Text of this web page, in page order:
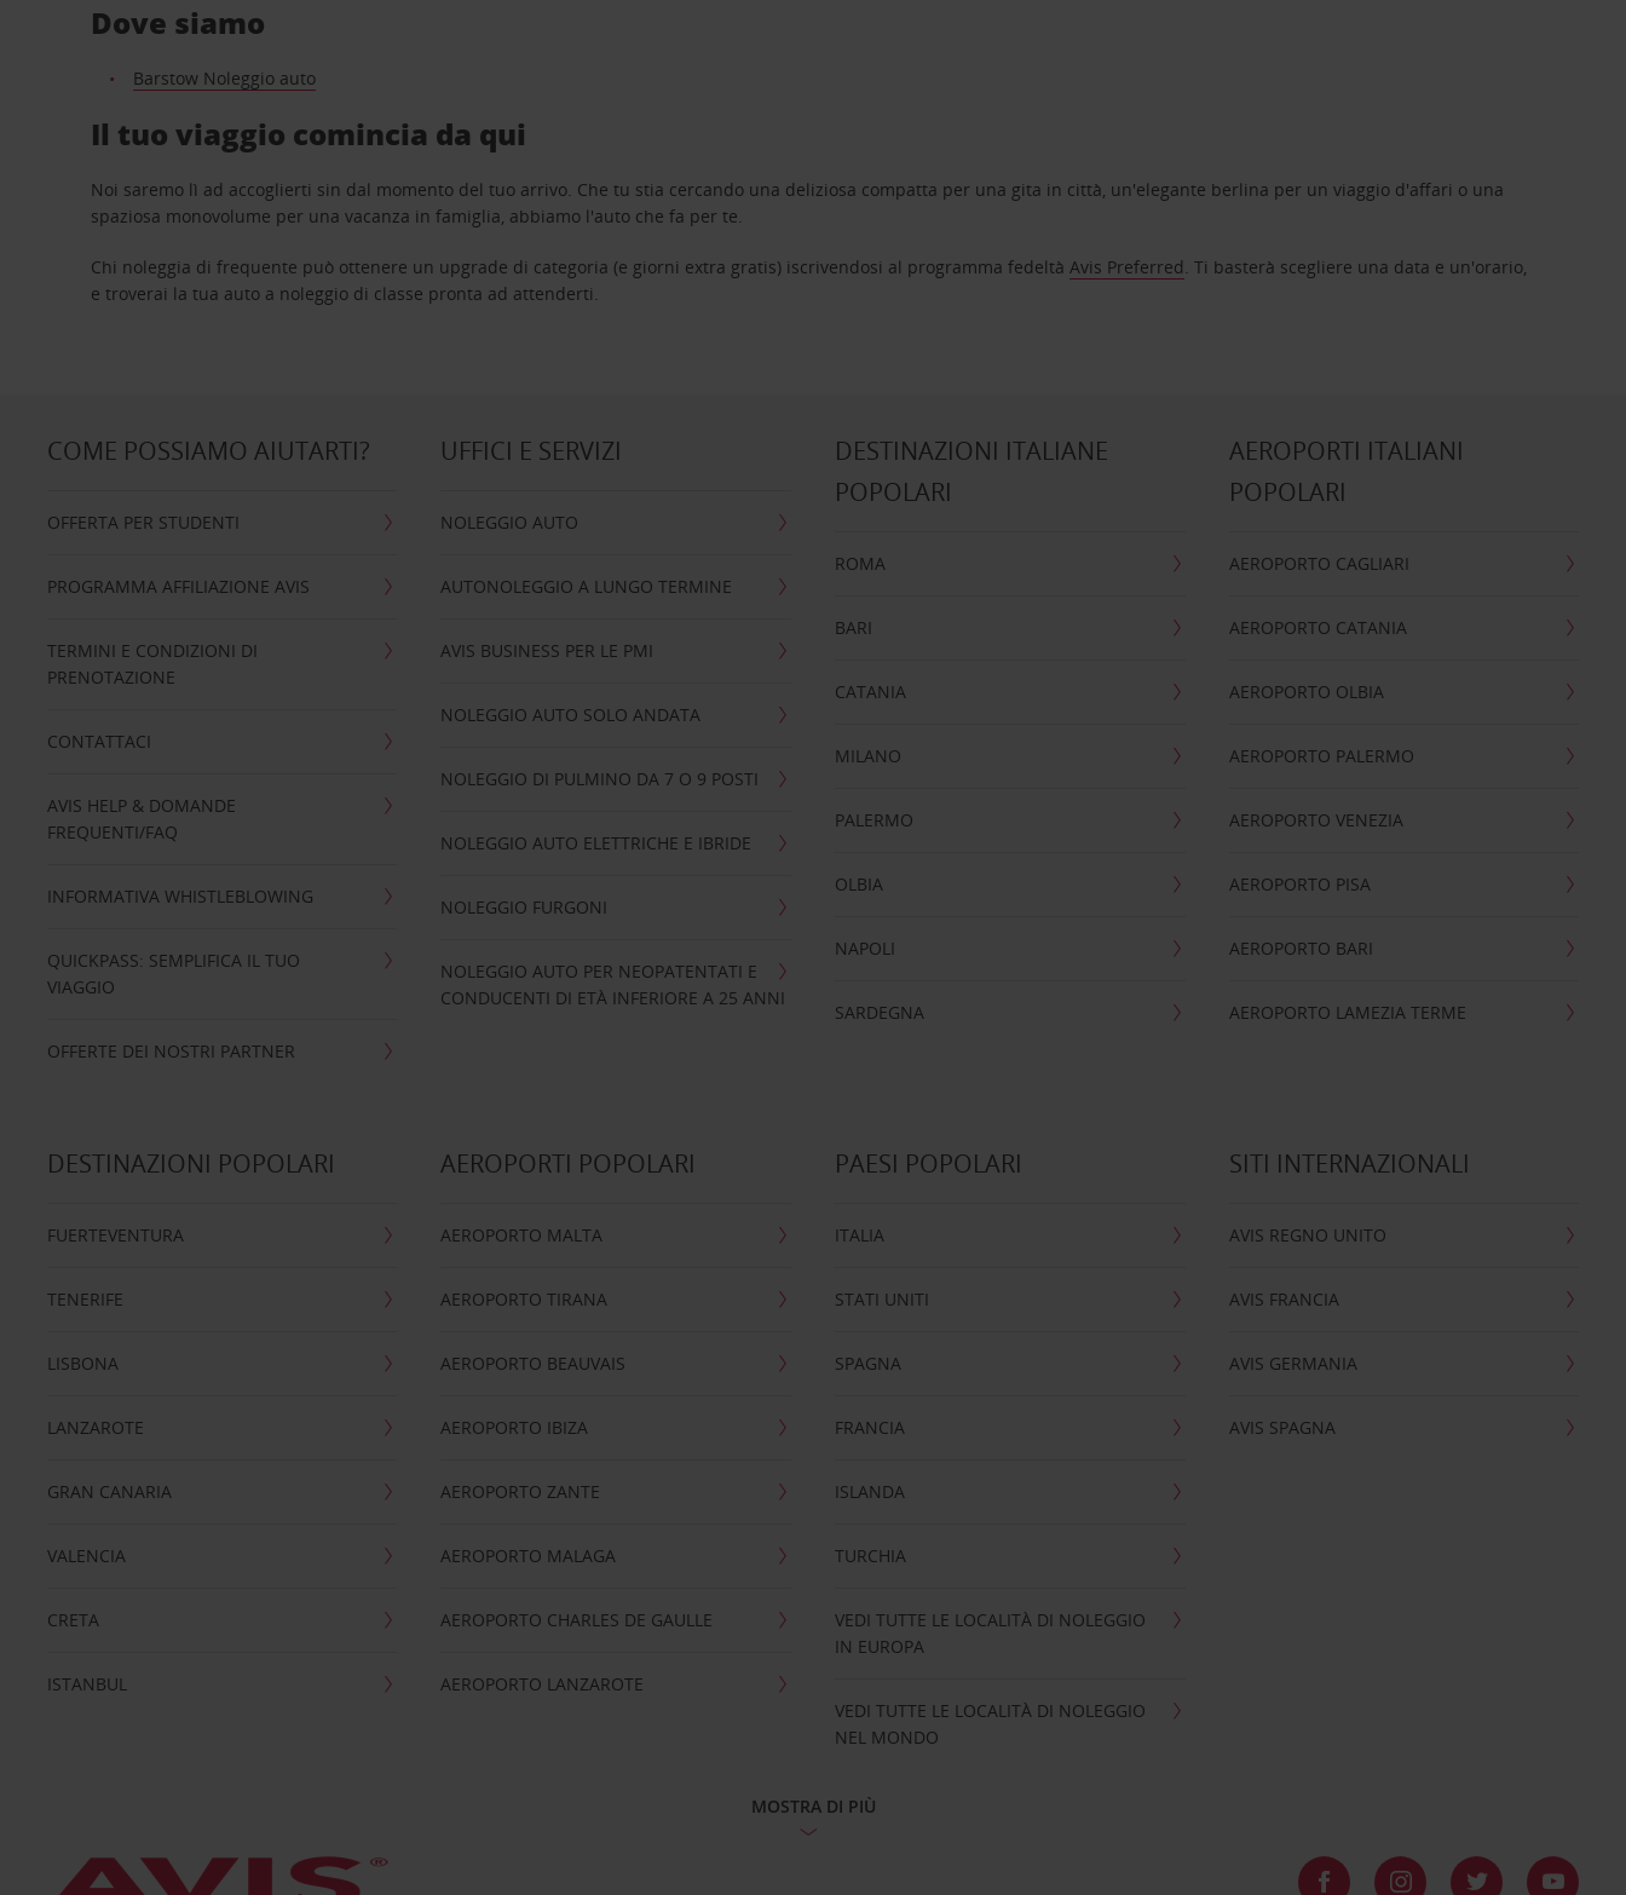
Dove siamo
Barstow Noleggio auto
Il tuo viaggio comincia da qui
Noi saremo lì ad accoglierti sin dal momento del tuo arrivo. Che tu stia cercando una deliziosa compatta per una gita in città, un'elegante berlina per un viaggio d'affari o una
spaziosa monovolume per una vacanza in famiglia, abbiamo l'auto che fa per te.
Chi noleggia di frequente può ottenere un upgrade di categoria (e giorni extra gratis) iscrivendosi al programma fedeltàAvis Preferred. Ti basterà scegliere una data e un'orario,
e troverai la tua auto a noleggio di classe pronta ad attenderti.
COME POSSIAMO AIUTARTI?
OFFERTA PER STUDENTI
PROGRAMMA AFFILIAZIONE AVIS
TERMINI E CONDIZIONI DI
PRENOTAZIONE
CONTATTACI
AVIS HELP & DOMANDE
FREQUENTI/FAQ
INFORMATIVA WHISTLEBLOWING
QUICKPASS: SEMPLIFICA IL TUO
VIAGGIO
OFFERTE DEI NOSTRI PARTNER
UFFICI E SERVIZI
NOLEGGIO AUTO
AUTONOLEGGIO A LUNGO TERMINE
AVIS BUSINESS PER LE PMI
NOLEGGIO AUTO SOLO ANDATA
NOLEGGIO DI PULMINO DA 7 O 9 POSTI
NOLEGGIO AUTO ELETTRICHE E IBRIDE
NOLEGGIO FURGONI
NOLEGGIO AUTO PER NEOPATENTATI E
CONDUCENTI DI ETÀ INFERIORE A 25 ANNI
DESTINAZIONI ITALIANE
POPOLARI
ROMA
BARI
CATANIA
MILANO
PALERMO
OLBIA
NAPOLI
SARDEGNA
AEROPORTI ITALIANI
POPOLARI
AEROPORTO CAGLIARI
AEROPORTO CATANIA
AEROPORTO OLBIA
AEROPORTO PALERMO
AEROPORTO VENEZIA
AEROPORTO PISA
AEROPORTO BARI
AEROPORTO LAMEZIA TERME
DESTINAZIONI POPOLARI
FUERTEVENTURA
TENERIFE
LISBONA
LANZAROTE
GRAN CANARIA
VALENCIA
CRETA
ISTANBUL
AEROPORTI POPOLARI
AEROPORTO MALTA
AEROPORTO TIRANA
AEROPORTO BEAUVAIS
AEROPORTO IBIZA
AEROPORTO ZANTE
AEROPORTO MALAGA
AEROPORTO CHARLES DE GAULLE
AEROPORTO LANZAROTE
PAESI POPOLARI
ITALIA
STATI UNITI
SPAGNA
FRANCIA
ISLANDA
TURCHIA
VEDI TUTTE LE LOCALITÀ DI NOLEGGIO
IN EUROPA
VEDI TUTTE LE LOCALITÀ DI NOLEGGIO
NEL MONDO
SITI INTERNAZIONALI
AVIS REGNO UNITO
AVIS FRANCIA
AVIS GERMANIA
AVIS SPAGNA
MOSTRA DI PIÙ